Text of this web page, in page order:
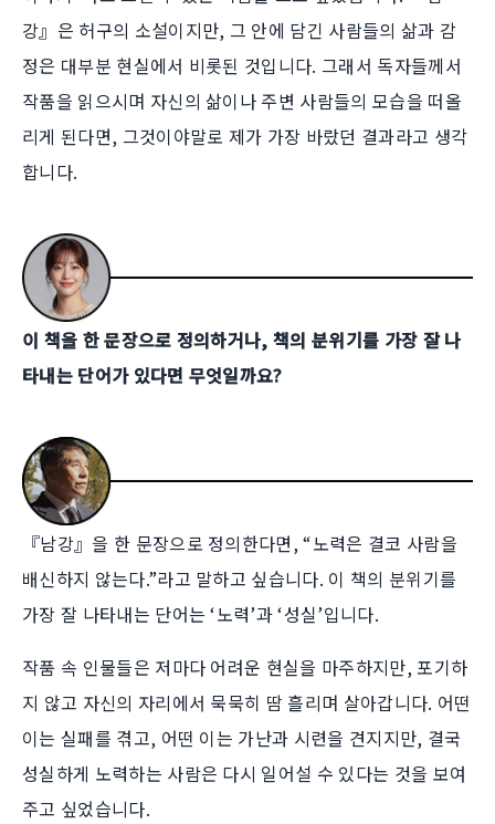
강』은 허구의 소설이지만, 그 안에 담긴 사람들의 삶과 감
정은 대부분 현실에서 비롯된 것입니다. 그래서 독자들께서
작품을 읽으시며 자신의 삶이나 주변 사람들의 모습을 떠올
리게 된다면, 그것이야말로 제가 가장 바랐던 결과라고 생각
합니다.
이 책을 한 문장으로 정의하거나, 책의 분위기를 가장 잘 나
타내는 단어가 있다면 무엇일까요?
『남강』을 한 문장으로 정의한다면, “노력은 결코 사람을
배신하지 않는다.”라고 말하고 싶습니다. 이 책의 분위기를
가장 잘 나타내는 단어는 ‘노력’과 ‘성실’입니다.
작품 속 인물들은 저마다 어려운 현실을 마주하지만, 포기하
지 않고 자신의 자리에서 묵묵히 땀 흘리며 살아갑니다. 어떤
이는 실패를 겪고, 어떤 이는 가난과 시련을 견지지만, 결국
성실하게 노력하는 사람은 다시 일어설 수 있다는 것을 보여
주고 싶었습니다.